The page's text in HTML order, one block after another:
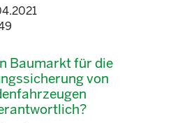
Baumarkt für die
von